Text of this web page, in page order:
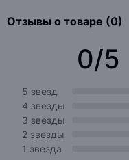
Отзывы о товаре (0)
0/5
5 звезд
4 звезды
3 звезды
2 звезды
1 звезда